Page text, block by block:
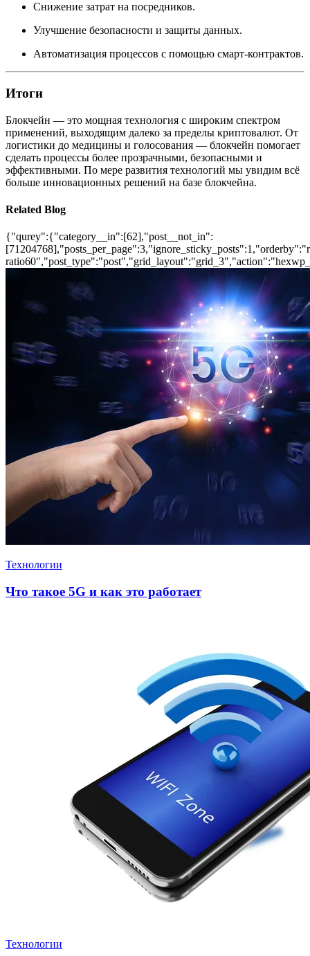
Снижение затрат на посредников.
Улучшение безопасности и защиты данных.
Автоматизация процессов с помощью смарт-контрактов.
Итоги
Блокчейн — это мощная технология с широким спектром
применений, выходящим далеко за пределы криптовалют. От
логистики до медицины и голосования — блокчейн помогает
сделать процессы более прозрачными, безопасными и
эффективными. По мере развития технологий мы увидим всё
больше инновационных решений на базе блокчейна.
Related Blog
{"qurey":{"category__in":[62],"post__not_in":
Технологии
Что такое 5G и как это работает
Технологии